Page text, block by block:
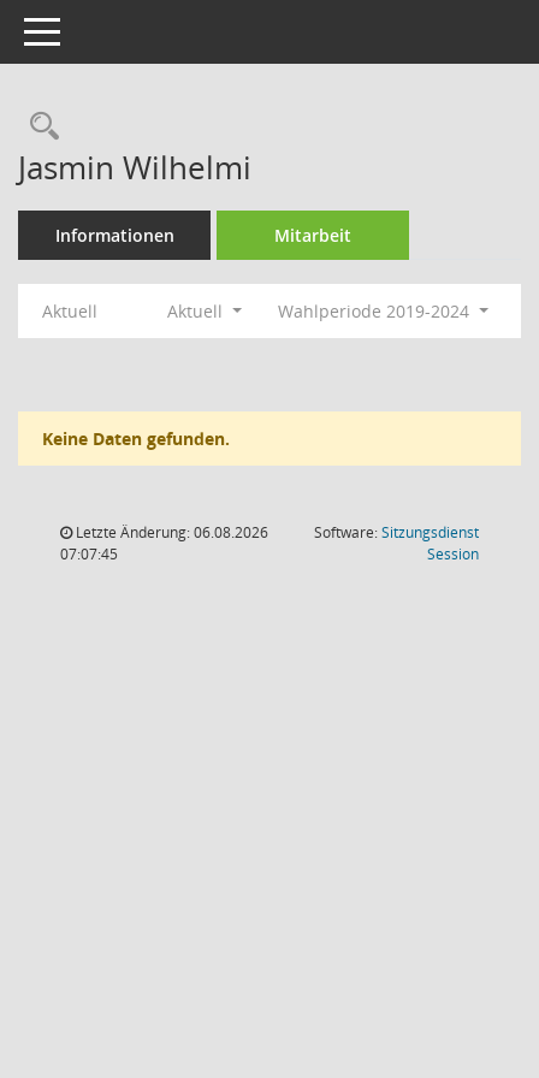
Toggle navigation
Rechercheauswahl
Jasmin Wilhelmi
Informationen Mitarbeit
Aktuell Aktuell Wahlperiode 2019-2024
Keine Daten gefunden.
Letzte Änderung: 06.08.2026
07:07:45
Software:Sitzungsdienst
Session(Wird in